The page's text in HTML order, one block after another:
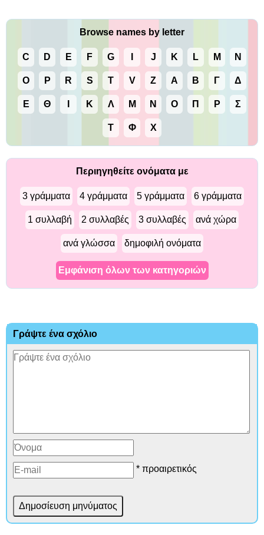
Browse names by letter
C D E F G J K L M N
O P R S T V Z Α Β Γ Δ
Ε Θ Κ Λ Μ Ν Ο Π Ρ Σ
Τ Φ Χ
Περιηγηθείτε ονόματα με
3 γράμματα 4 γράμματα 5 γράμματα 6 γράμματα
1 συλλαβή 2 συλλαβές 3 συλλαβές ανά χώρα
ανά γλώσσα δημοφιλή ονόματα
Εμφάνιση όλων των κατηγοριών
Γράψτε ένα σχόλιο
* προαιρετικός